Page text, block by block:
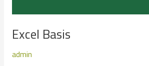
Excel Basis
admin